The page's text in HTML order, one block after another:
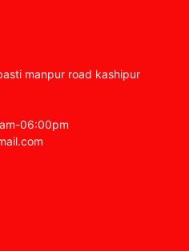
manpur road kashipur
06:00pm